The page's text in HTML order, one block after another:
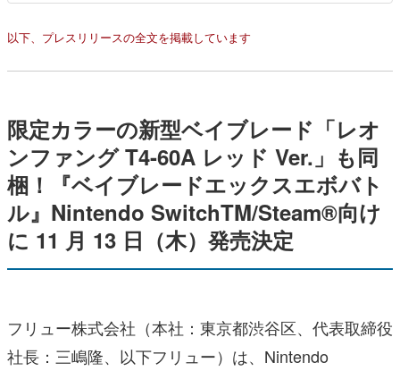
以下、プレスリリースの全文を掲載しています
限定カラーの新型ベイブレード「レオ
ンファング T4-60A レッド Ver.」も同
梱！
『ベイブレードエックスエボバト
ル』 Nintendo SwitchTM/Steam®向け
に 11 月 13 日（木）発売決定
フリュー株式会社（本社：東京都渋谷区、代表取締役
社長：三嶋隆、以下フリュー）は、Nintendo